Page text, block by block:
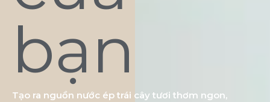
bạn
Tạo ra nguồn nước ép trái cây tươi thơm ngon,